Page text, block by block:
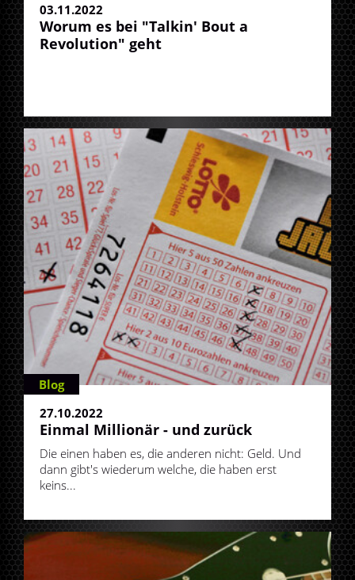
03.11.2022
Worum es bei "Talkin' Bout a
Revolution" geht
Blog
27.10.2022
Einmal Millionär - und zurück
Die einen haben es, die anderen nicht: Geld. Und
dann gibt's wiederum welche, die haben erst
keins...